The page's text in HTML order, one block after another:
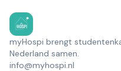
myHospi brengt
Nederland samen.
info@myhospi.nl